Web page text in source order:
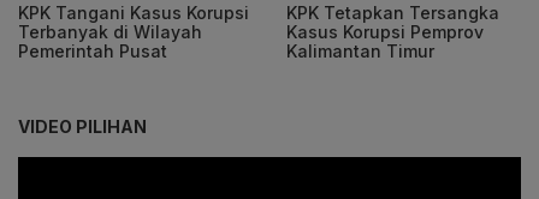
KPK Tangani Kasus Korupsi
Terbanyak di Wilayah
Pemerintah Pusat
KPK Tetapkan Tersangka
Kasus Korupsi Pemprov
Kalimantan Timur
VIDEO PILIHAN